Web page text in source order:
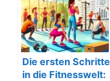
Die ersten Schritte
in die Fitnesswelt: